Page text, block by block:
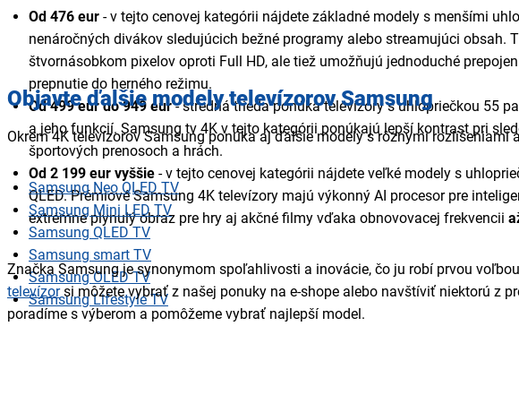
Od 476 eur - v tejto cenovej kategórii nájdete základné modely s menšími
nenáročných divákov sledujúcich bežné programy alebo streamujúci obsah.
štvornásobkom pixelov oproti Full HD, ale tiež umožňujú jednoduché
prepnutie do herného režimu.
Od 499 eur do 949 eur- stredná trieda ponúka televízory s uhlopriečkou 55
a jeho funkcií. Samsung tv 4K v tejto kategórii ponúkajú lepší kontrast pri
športových prenosoch a hrách.
Od 2 199 eur vyššie - v tejto cenovej kategórii nájdete veľké modely s
QLED. Prémiové Samsung 4K televízory majú výkonný AI procesor pre
extrémne plynulý obraz pre hry aj akčné filmy vďaka obnovovacej frekvencii
Objavte ďalšie modely televízorov Samsung
Okrem 4K televízorov Samsung ponúka aj ďalšie modely s rôznymi rozlíšeniami
Samsung Neo QLED TV
Samsung Mini LED TV
Samsung QLED TV
Samsung smart TV
Samsung OLED TV
Samsung Lifestyle TV
Značka Samsung je synonymom spoľahlivosti a inovácie, čo ju robí prvou
televízorsi môžete vybrať z našej ponuky na e-shope alebo navštíviť niektorú z
poradíme s výberom a pomôžeme vybrať najlepší model.